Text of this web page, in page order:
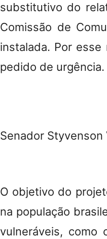
substitutivo do
Comissão de
instalada. Por
pedido de urgência.
Senador
O objetivo do
na população
vulneráveis, como